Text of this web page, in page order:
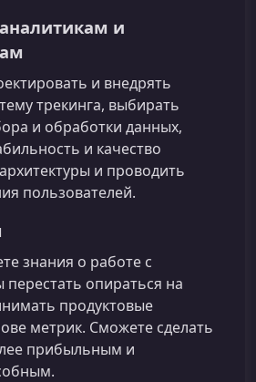
и
и внедрять
трекинга, выбирать
и обработки данных,
и качество
и проводить
пользователей.
знания о работе с
опираться на
продуктовые
метрик. Сможете сделать
прибыльным и